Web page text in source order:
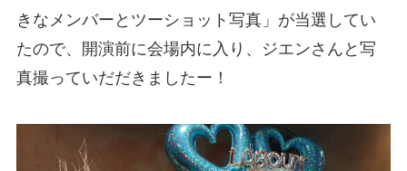
きなメンバーとツーショット写真」が当選してい
たので、開演前に会場内に入り、ジエンさんと写
真撮っていだだきましたー！